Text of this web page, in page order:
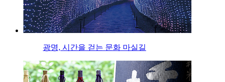
광명, 시간을 걷는 문화 마실길